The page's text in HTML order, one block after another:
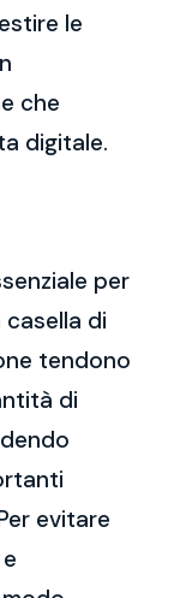
le
che
digitale.
per
di
tendono
di
evitare